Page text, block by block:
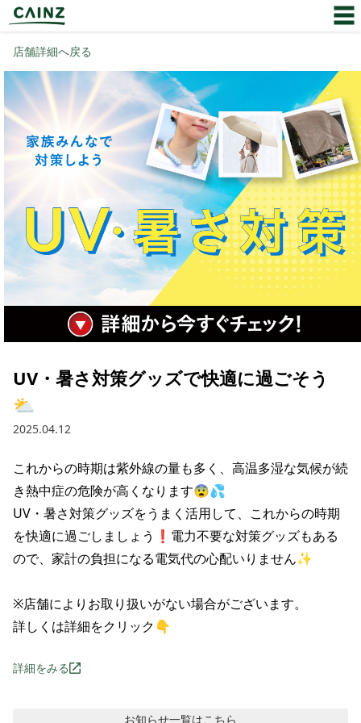
店舗詳細へ戻る
UV・暑さ対策グッズで快適に過ごそう
⛅
2025.04.12
これからの時期は紫外線の量も多く、高温多湿な気候が続
き熱中症の危険が高くなります😨💦
UV・暑さ対策グッズをうまく活用して、これからの時期
を快適に過ごしましょう❗電力不要な対策グッズもある
ので、家計の負担になる電気代の心配いりません✨
※店舗によりお取り扱いがない場合がございます。
詳しくは詳細をクリック👇
詳細をみる
お知らせ一覧はこちら